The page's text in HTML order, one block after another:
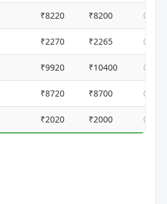
₹8220 ₹8200 ⓘ
₹2270 ₹2265 ⓘ
₹9920 ₹10400 ⓘ
₹8720 ₹8700 ⓘ
₹2020 ₹2000 ⓘ